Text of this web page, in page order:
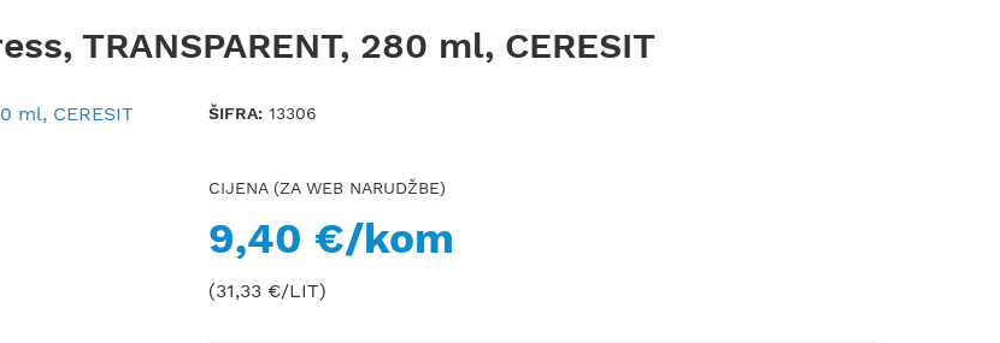
TRANSPARENT, 280 ml, CERESIT
ŠIFRA: 13306
CIJENA (ZA WEB NARUDŽBE)
9,40 €/kom
(31,33 €/LIT)